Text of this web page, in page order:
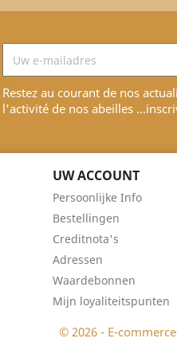
Restez au courant de nos
l'activité de nos abeilles
UW ACCOUNT
Persoonlijke Info
Bestellingen
Creditnota's
Adressen
Waardebonnen
Mijn loyaliteitspunten
© 2026 - E-